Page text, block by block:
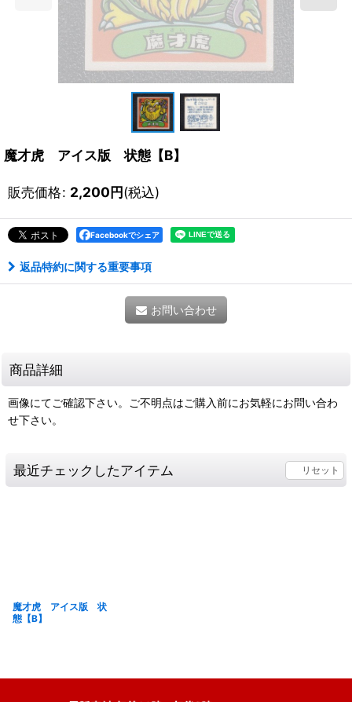
魔才虎 アイス版 状態【B】
販売価格: 2,200円(税込)
Facebookでシェア
返品特約に関する重要事項
お問い合わせ
商品詳細
画像にてご確認下さい。ご不明点はご購入前にお気軽にお問い合わ
せ下さい。
最近チェックしたアイテム リセット
魔才虎 アイス版 状
態【B】